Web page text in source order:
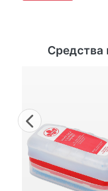
Средства
Previous